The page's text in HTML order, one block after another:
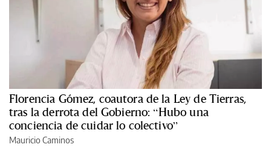
Florencia Gómez, coautora de la Ley de Tierras,
tras la derrota del Gobierno: “Hubo una
conciencia de cuidar lo colectivo”
Mauricio Caminos